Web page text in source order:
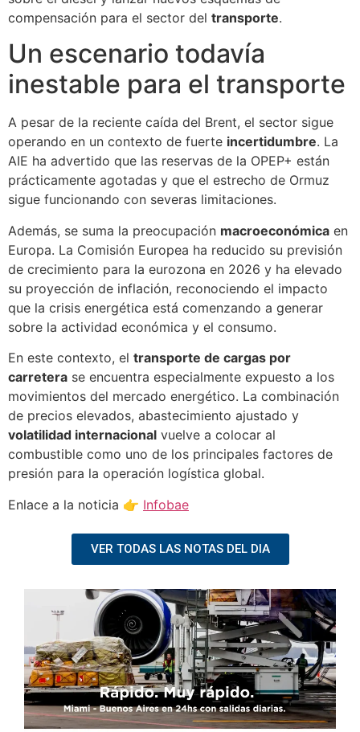
compensación para el sector del transporte.
Un escenario todavía
inestable para el transporte
A pesar de la reciente caída del Brent, el sector sigue
operando en un contexto de fuerte incertidumbre. La
AIE ha advertido que las reservas de la OPEP+ están
prácticamente agotadas y que el estrecho de Ormuz
sigue funcionando con severas limitaciones.
Además, se suma la preocupación macroeconómica en
Europa. La Comisión Europea ha reducido su previsión
de crecimiento para la eurozona en 2026 y ha elevado
su proyección de inflación, reconociendo el impacto
que la crisis energética está comenzando a generar
sobre la actividad económica y el consumo.
En este contexto, el transporte de cargas por
carretera se encuentra especialmente expuesto a los
movimientos del mercado energético. La combinación
de precios elevados, abastecimiento ajustado y
volatilidad internacional vuelve a colocar al
combustible como uno de los principales factores de
presión para la operación logística global.
Enlace a la noticia 👉 Infobae
VER TODAS LAS NOTAS DEL DIA